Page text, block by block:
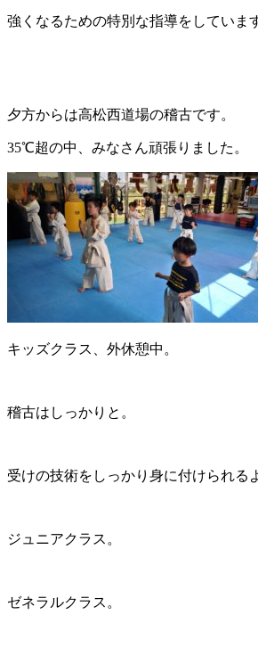
強くなるための特別な指導をしていま
夕方からは高松西道場の稽古です。
35℃超の中、みなさん頑張りました。
キッズクラス、外休憩中。
稽古はしっかりと。
受けの技術をしっかり身に付けられる
ジュニアクラス。
ゼネラルクラス。